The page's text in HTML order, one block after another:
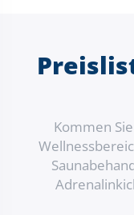
Kommen